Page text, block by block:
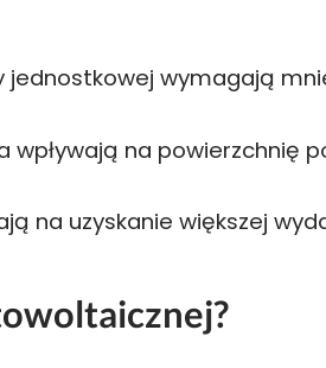
jednostkowej wymagają
wpływają na powierzchnię
na uzyskanie większej